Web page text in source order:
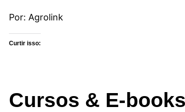
Por: Agrolink
Curtir isso:
Cursos & E-books